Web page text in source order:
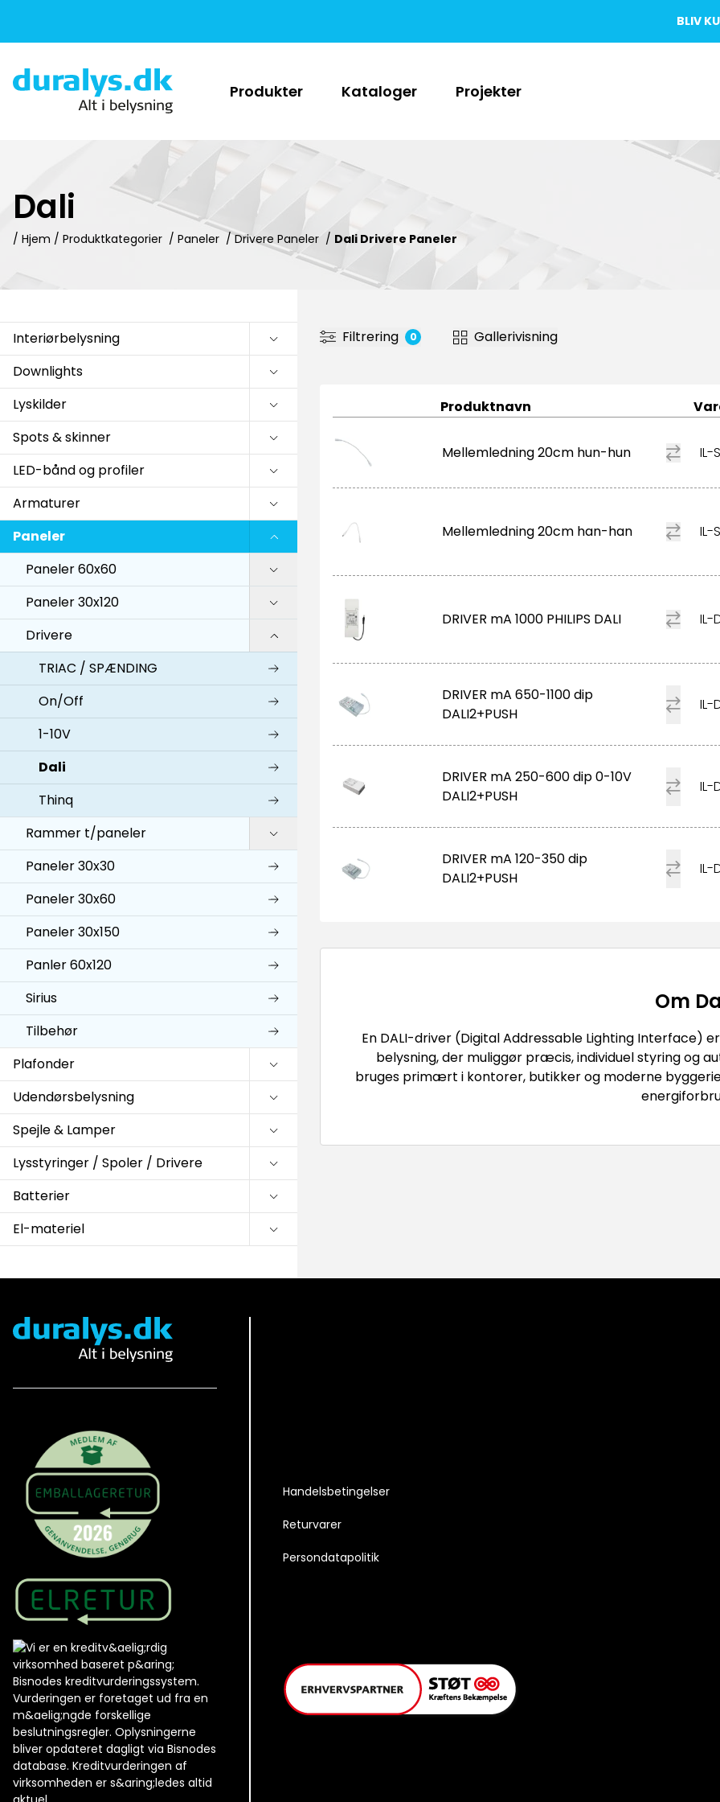
BLIV
Produkter Kataloger Projekter
Dali
/ Hjem / Produktkategorier / Paneler /Drivere Paneler / Dali Drivere Paneler
Interiørbelysning
Downlights
Lyskilder
Spots & skinner
LED-bånd og profiler
Armaturer
Paneler
Paneler 60x60
Paneler 30x120
Drivere
TRIAC / SPÆNDING
On/Off
1-10V
Dali
Thinq
Rammer t/paneler
Paneler 30x30
Paneler 30x60
Paneler 30x150
Panler 60x120
Sirius
Tilbehør
Plafonder
Udendørsbelysning
Spejle & Lamper
Lysstyringer / Spoler / Drivere
Batterier
El-materiel
Filtrering 0 Gallerivisning
Produktnavn
Mellemledning 20cm hun-hun IL-
Mellemledning 20cm han-han IL-
DRIVER mA 1000 PHILIPS DALI IL-
DRIVER mA 650-1100 dip
DALI2+PUSH
IL-
DRIVER mA 250-600 dip 0-10V
DALI2+PUSH
IL-
DRIVER mA 120-350 dip
DALI2+PUSH
IL-
Om
En DALI-driver (Digital Addressable Lighting Interface)
belysning, der muliggør præcis, individuel styring og
bruges primært i kontorer, butikker og moderne
Handelsbetingelser
Returvarer
Persondatapolitik